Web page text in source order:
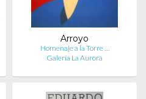
Arroyo
Homenaje a la Torre …
Galería La Aurora